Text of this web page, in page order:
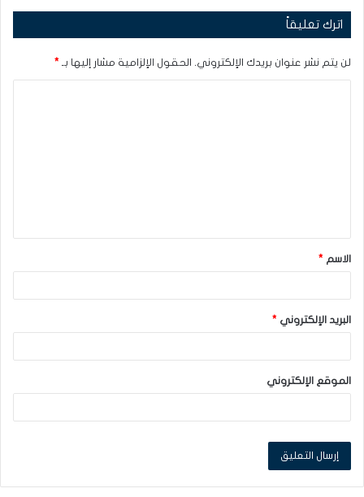
اترك تعليقاً
لن يتم نشر عنوان بريدك الإلكتروني. الحقول الإلزامية مشار إليها بـ *
ق
*
الاسم *
البريد الإلكتروني *
الموقع الإلكتروني